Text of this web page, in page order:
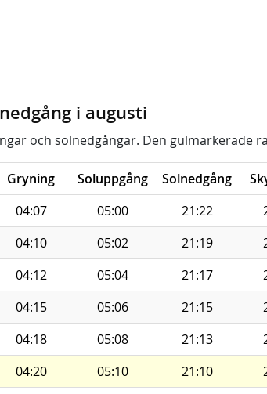
i augusti
och solnedgångar. Den gulmarkerade
Gryning Soluppgång Solnedgång
04:07 05:00 21:22
04:10 05:02 21:19
04:12 05:04 21:17
04:15 05:06 21:15
04:18 05:08 21:13
04:20 05:10 21:10